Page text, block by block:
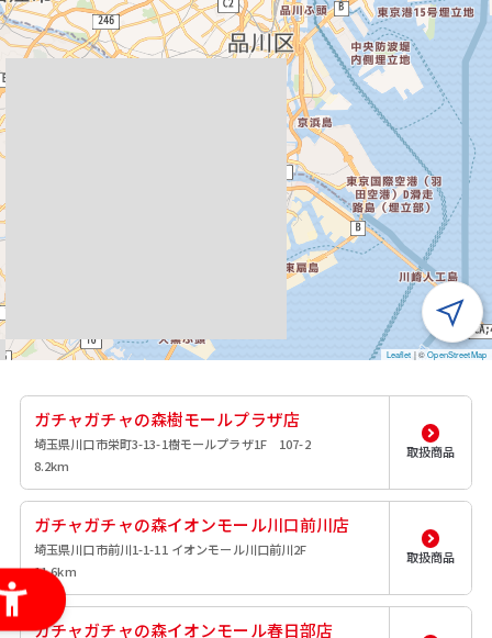
Leaflet |©OpenStreetMap
ガチャガチャの森樹モールプラザ店
埼玉県川口市栄町3-13-1樹モールプラザ1F 107-2
8.2km
取扱商品
ガチャガチャの森イオンモール川口前川店
埼玉県川口市前川1-1-11 イオンモール川口前川2F
11.6km
取扱商品
ガチャガチャの森イオンモール春日部店